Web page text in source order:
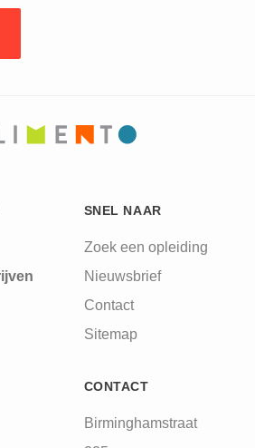
SNEL NAAR
Zoek een opleiding
Nieuwsbrief
Contact
Sitemap
CONTACT
Birminghamstraat